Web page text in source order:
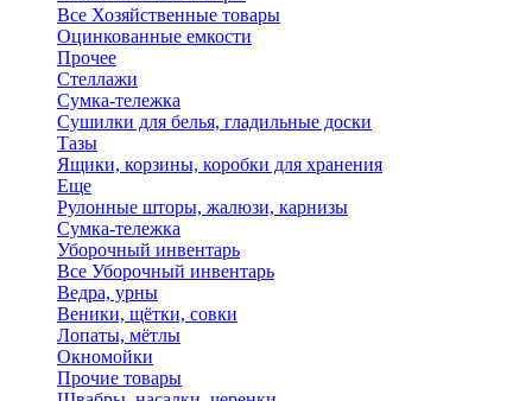
Все Хозяйственные товары
Оцинкованные емкости
Прочее
Стеллажи
Сумка-тележка
Сушилки для белья, гладильные доски
Тазы
Ящики, корзины, коробки для хранения
Еще
Рулонные шторы, жалюзи, карнизы
Сумка-тележка
Уборочный инвентарь
Все Уборочный инвентарь
Ведра, урны
Веники, щётки, совки
Лопаты, мётлы
Окномойки
Прочие товары